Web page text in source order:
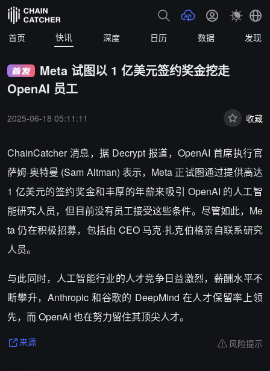
首页 快讯 深度 日历 数据 发现
Meta 试图以 1 亿美元签约奖金挖走
OpenAI 员工
2025-06-18 05:11:11 收藏
ChainCatcher 消息，据 Decrypt 报道，OpenAI 首席执行官
萨姆·奥特曼 (Sam Altman) 表示，Meta 正试图通过提供高达
1 亿美元的签约奖金和丰厚的年薪来吸引 OpenAI 的人工智
能研究人员，但目前没有员工接受这些条件。尽管如此，Me
ta 仍在积极招募，包括由 CEO 马克·扎克伯格亲自联系研究
人员。
与此同时，人工智能行业的人才竞争日益激烈，薪酬水平不
断攀升，Anthropic 和谷歌的 DeepMind 在人才保留率上领
先，而 OpenAI 也在努力留住其顶尖人才。
来源 风险提示